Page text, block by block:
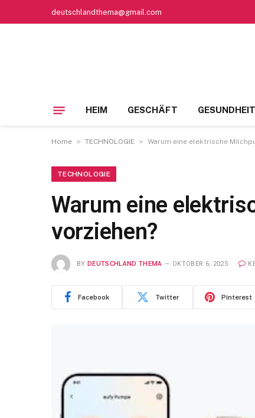
deutschlandthema@gmail.com
HEIM GESCHÄFT GESUNDHEIT
Home » TECHNOLOGIE » Warum eine elektrische
TECHNOLOGIE
Warum eine
vorziehen?
BY DEUTSCHLAND THEMA OKTOBER 6, 2025
Facebook Twitter Pinterest